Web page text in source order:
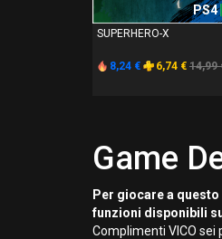
PS4
SUPERHERO-X
8,24 € 6,74 € 14,99
Game
Per giocare a
funzioni disponibili
Complimenti VICO sei